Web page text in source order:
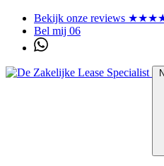
Bekijk onze reviews
Bel mij 06